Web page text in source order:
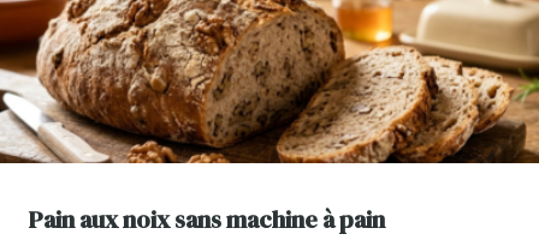
Pain aux noix sans machine à pain